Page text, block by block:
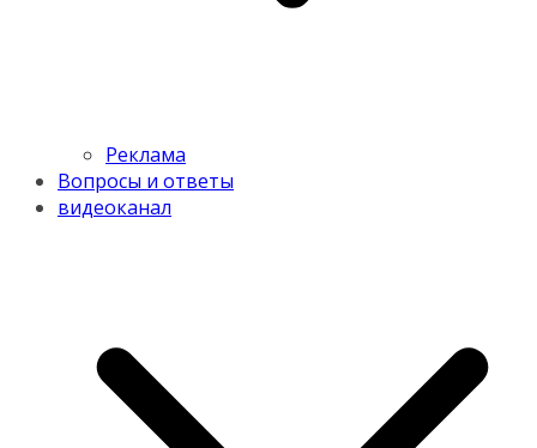
Реклама
Вопросы и ответы
видеоканал